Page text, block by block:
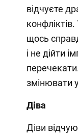
відчуєте
щось
і не дійти
змінювати
Діва
Діви